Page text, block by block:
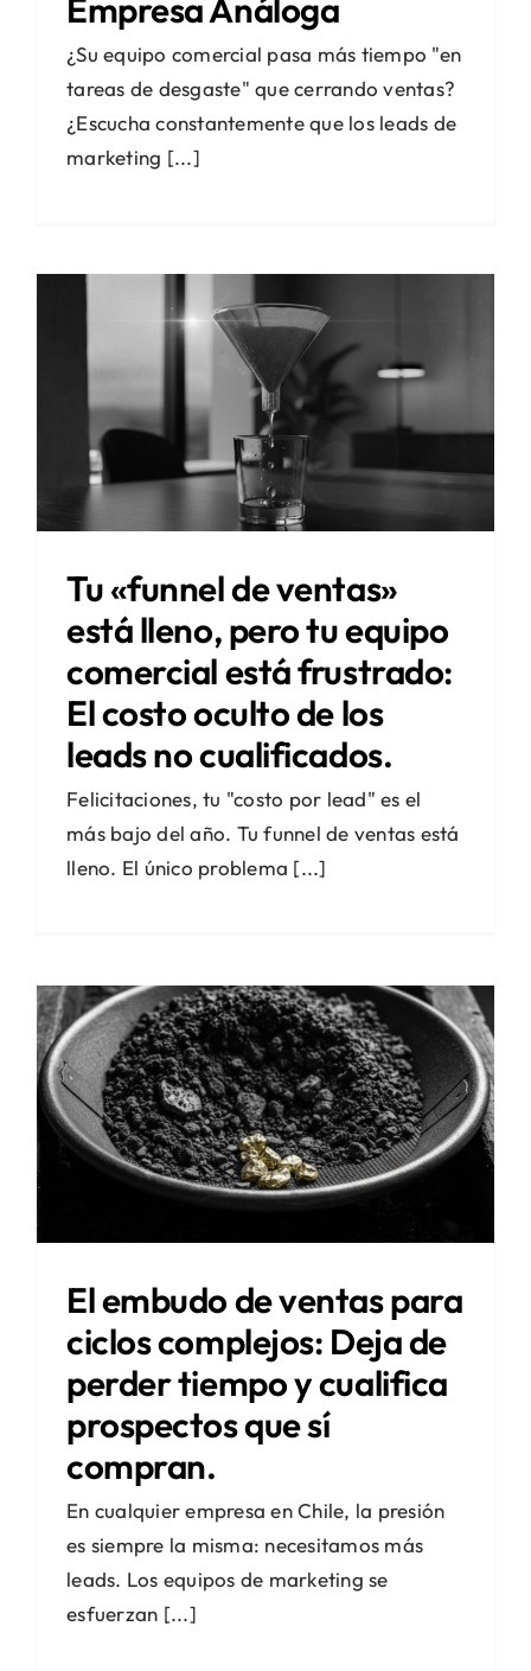
Empresa Análoga
¿Su equipo comercial pasa más tiempo "en
tareas de desgaste" que cerrando ventas?
¿Escucha constantemente que los leads de
marketing [...]
Tu «funnel de ventas»
está lleno, pero tu equipo
comercial está frustrado:
El costo oculto de los
leads no cualificados.
Felicitaciones, tu "costo por lead" es el
más bajo del año. Tu funnel de ventas está
lleno. El único problema [...]
El embudo de ventas para
ciclos complejos: Deja de
perder tiempo y cualifica
prospectos que sí
compran.
En cualquier empresa en Chile, la presión
es siempre la misma: necesitamos más
leads. Los equipos de marketing se
esfuerzan [...]